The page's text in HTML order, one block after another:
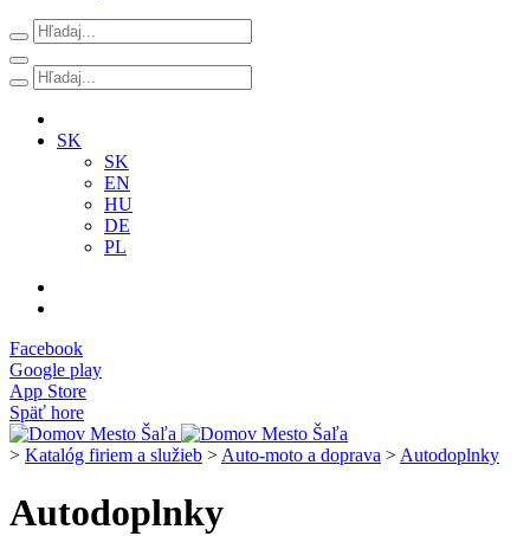
SK
SK
EN
HU
DE
PL
Facebook
Google play
App Store
Späť hore
> Katalóg firiem a služieb > Auto-moto a doprava > Autodoplnky
Autodoplnky